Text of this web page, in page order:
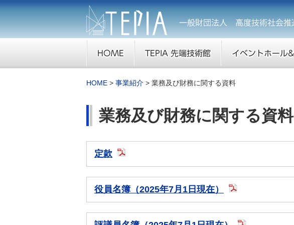
HOME 事業紹介 業務及び財務に関する資料
業務及び財務に関する資料
定款
役員名簿（2025年7月1日現在）